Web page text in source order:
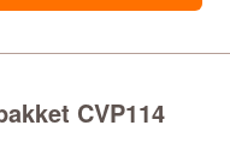
CVP114